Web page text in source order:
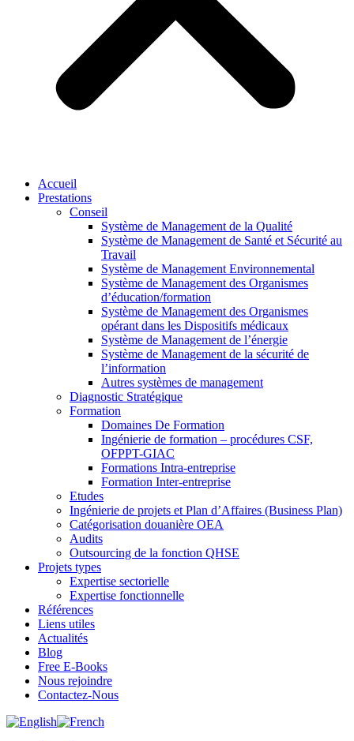
Accueil
Prestations
Conseil
Système de Management de la Qualité
Système de Management de Santé et Sécurité au
Travail
Système de Management Environnemental
Système de Management des Organismes
d’éducation/formation
Système de Management des Organismes
opérant dans les Dispositifs médicaux
Système de Management de l’énergie
Système de Management de la sécurité de
l’information
Autres systèmes de management
Diagnostic Stratégique
Formation
Domaines De Formation
Ingénierie de formation – procédures CSF,
OFPPT-GIAC
Formations Intra-entreprise
Formation Inter-entreprise
Etudes
Ingénierie de projets et Plan d’Affaires (Business Plan)
Catégorisation douanière OEA
Audits
Outsourcing de la fonction QHSE
Projets types
Expertise sectorielle
Expertise fonctionnelle
Références
Liens utiles
Actualités
Blog
Free E-Books
Nous rejoindre
Contactez-Nous